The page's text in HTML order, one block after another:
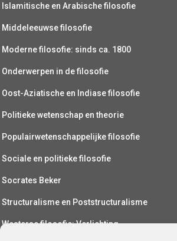
Islamitische en Arabische filosofie
Middeleeuwse filosofie
Moderne filosofie: sinds ca. 1800
Onderwerpen in de filosofie
Oost-Aziatische en Indiase filosofie
Politieke wetenschap en theorie
Populairwetenschappelijke filosofie
Sociale en politieke filosofie
Socrates Beker
Structuralisme en Poststructuralisme
Westerse filosofie: Verlichting